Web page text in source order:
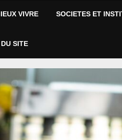
VIVRE SOCIETES ET
SITE